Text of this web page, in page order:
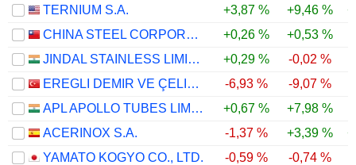
TERNIUM S.A.
+3,87 % +9,46 %
CHINA STEEL CORPORATION
+0,26 % +0,53 %
JINDAL STAINLESS LIMITED
+0,29 % -0,02 %
EREGLI DEMIR VE ÇELIK FABRIKALARI T.A.S.
-6,93 % -9,07 %
APL APOLLO TUBES LIMITED
+0,67 % +7,98 %
ACERINOX S.A.
-1,37 % +3,39 %
YAMATO KOGYO CO., LTD.
-0,59 % -0,74 %